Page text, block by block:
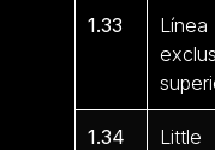
1.33
1.34